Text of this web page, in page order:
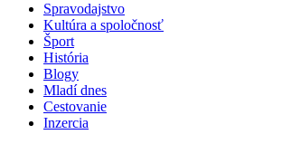
Spravodajstvo
Kultúra a spoločnosť
Šport
História
Blogy
Mladí dnes
Cestovanie
Inzercia